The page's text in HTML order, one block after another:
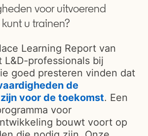
voor uitvoerend
u trainen?
Learning Report van
professionals bij
goed presteren vinden dat
de
voor de toekomstopens in
. Een
voor
bouwt voort op